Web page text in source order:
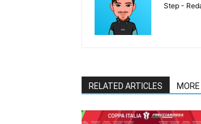
Step -
RELATED ARTICLES